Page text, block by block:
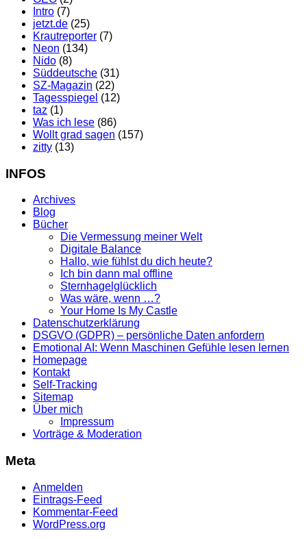
Intro (7)
jetzt.de (25)
Krautreporter (7)
Neon (134)
Nido (8)
Süddeutsche (31)
SZ-Magazin (22)
Tagesspiegel (12)
taz (1)
Was ich lese (86)
Wollt grad sagen (157)
zitty (13)
INFOS
Archives
Blog
Bücher
Die Vermessung meiner Welt
Digitale Balance
Hallo, wie fühlst du dich heute?
Ich bin dann mal offline
Sternhagelglücklich
Was wäre, wenn …?
Your Home Is My Castle
Datenschutzerklärung
DSGVO (GDPR) – persönliche Daten anfordern
Emotional AI: Wenn Maschinen Gefühle lesen lernen
Homepage
Kontakt
Self-Tracking
Sitemap
Über mich
Impressum
Vorträge & Moderation
Meta
Anmelden
Eintrags-Feed
Kommentar-Feed
WordPress.org